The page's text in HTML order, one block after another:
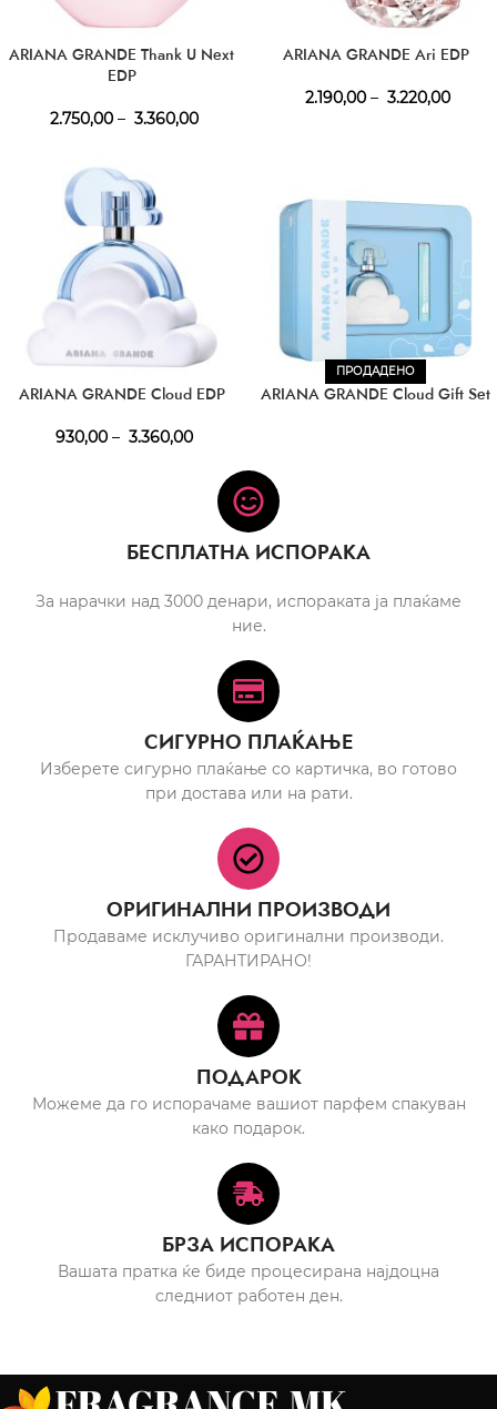
ARIANA GRANDE Thank U Next
EDP
2.750,00 – 3.360,00
ARIANA GRANDE Ari EDP
2.190,00 – 3.220,00
ARIANA GRANDE Cloud EDP
930,00 – 3.360,00
ПРОДАДЕНО
ARIANA GRANDE Cloud Gift Set
БЕСПЛАТНА ИСПОРАКА
За нарачки над 3000 денари, испораката ја плаќаме
ние.
СИГУРНО ПЛАЌАЊЕ
Изберете сигурно плаќање со картичка, во готово
при достава или на рати.
ОРИГИНАЛНИ ПРОИЗВОДИ
Продаваме исклучиво оригинални производи.
ГАРАНТИРАНО!
ПОДАРОК
Можеме да го испорачаме вашиот парфем спакуван
како подарок.
БРЗА ИСПОРАКА
Вашата пратка ќе биде процесирана најдоцна
следниот работен ден.